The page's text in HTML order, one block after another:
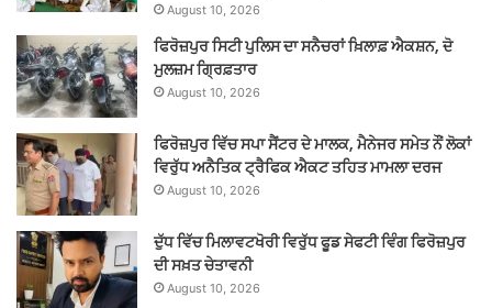
August 10, 2026
ਫਿਰੋਜ਼ਪੁਰ ਸਿਟੀ ਪੁਲਿਸ ਦਾ ਸਨੈਚਰਾਂ ਖ਼ਿਲਾਫ਼ ਐਕਸ਼ਨ, ਦੋ
ਮੁਲਜ਼ਮ ਗ੍ਰਿਫ਼ਤਾਰ
August 10, 2026
ਫਿਰੋਜ਼ਪੁਰ ਵਿੱਚ ਸਪਾ ਸੈਂਟਰ ਦੇ ਮਾਲਕ, ਮੈਨੇਜਰ ਸਮੇਤ ਨੌਂ ਲੋਕਾਂ
ਵਿਰੁੱਧ ਅਨੈਤਿਕ ਟ੍ਰੈਫਿਕ ਐਕਟ ਤਹਿਤ ਮਾਮਲਾ ਦਰਜ
August 10, 2026
ਦੁੱਧ ਵਿੱਚ ਮਿਲਾਵਟਖੋਰੀ ਵਿਰੁੱਧ ਫੂਡ ਸੇਫਟੀ ਵਿੰਗ ਫਿਰੋਜ਼ਪੁਰ
ਦੀ ਸਖ਼ਤ ਚੇਤਾਵਨੀ
August 10, 2026